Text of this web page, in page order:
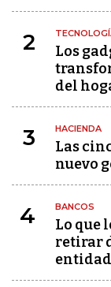
2
Los
del
3 HACIENDA
Las
nuevo
4 BANCOS
Lo que
retirar